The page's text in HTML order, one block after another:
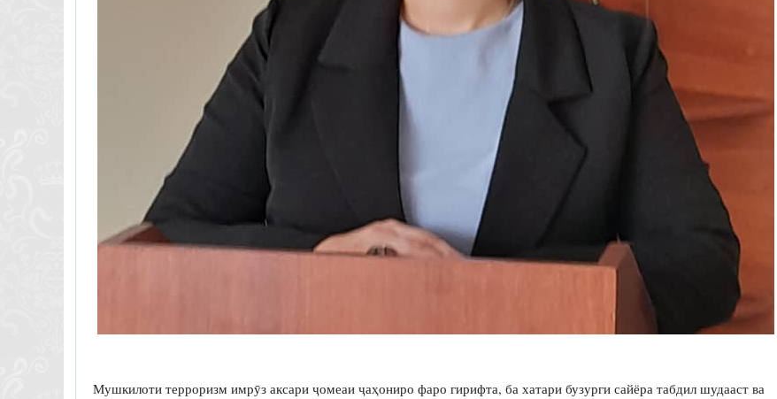
Мушкилоти терроризм имрӯз аксари ҷомеаи ҷаҳониро фаро гирифта, ба хатари бузурги сайёра табдил шудааст ва